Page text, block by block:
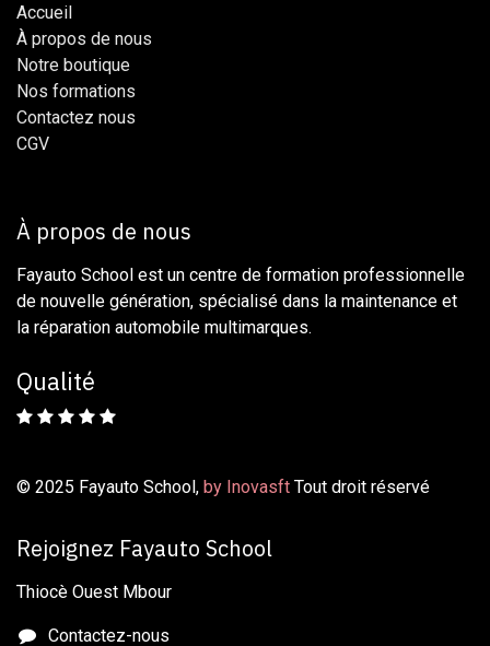
Accueil
À propos de nous
Notre boutique
Nos formations
Contactez nous
CG​​V​​​​
À propos de nous
Fayauto School est un centre de formation professionnelle
de nouvelle génération, spécialisé dans la maintenance et
la réparation automobile multimarques.
Qualité
© 2025 Fayauto School, by Inovasft Tout droit réservé
Rejoignez Fayauto School
Thiocè Ouest Mbour
Contactez-nous